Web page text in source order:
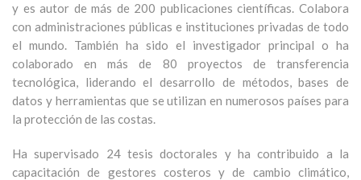
y es autor de más de 200 publicaciones científicas. Colabora
con administraciones públicas e instituciones privadas de todo
el mundo. También ha sido el investigador principal o ha
colaborado en más de 80 proyectos de transferencia
tecnológica, liderando el desarrollo de métodos, bases de
datos y herramientas que se utilizan en numerosos países para
la protección de las costas.
Ha supervisado 24 tesis doctorales y ha contribuido a la
capacitación de gestores costeros y de cambio climático,